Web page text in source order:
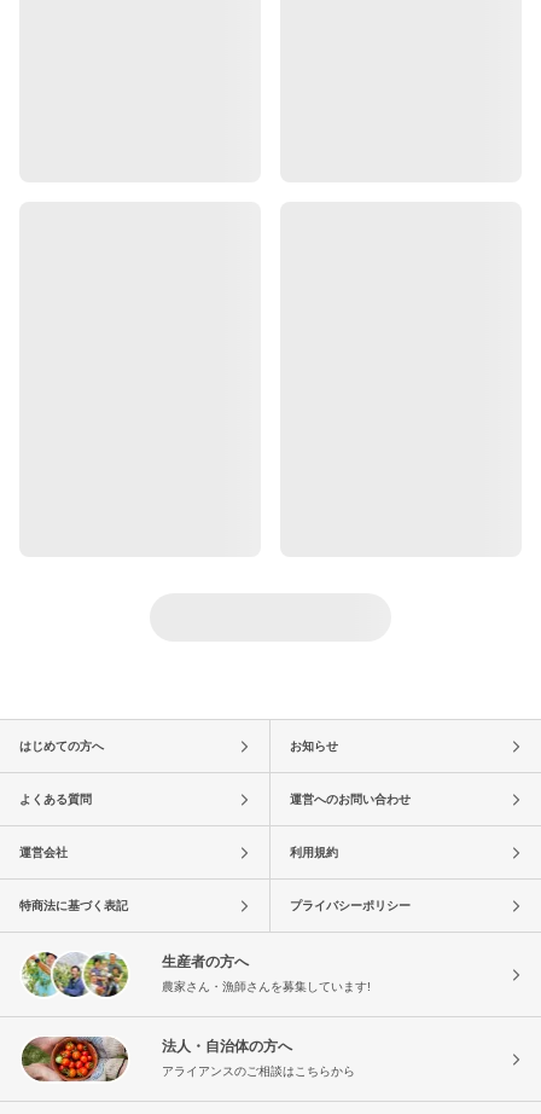
はじめての方へ お知らせ
よくある質問 運営へのお問い合わせ
運営会社 利用規約
特商法に基づく表記 プライバシーポリシー
生産者の方へ
農家さん・漁師さんを募集しています!
法人・自治体の方へ
アライアンスのご相談はこちらから